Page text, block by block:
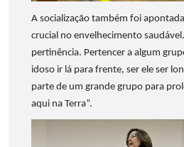
A socialização também foi
crucial no envelhecimento
pertinência. Pertencer a algum
idoso ir lá para frente, ser ele ser
parte de um grande grupo para
aqui na Terra”.